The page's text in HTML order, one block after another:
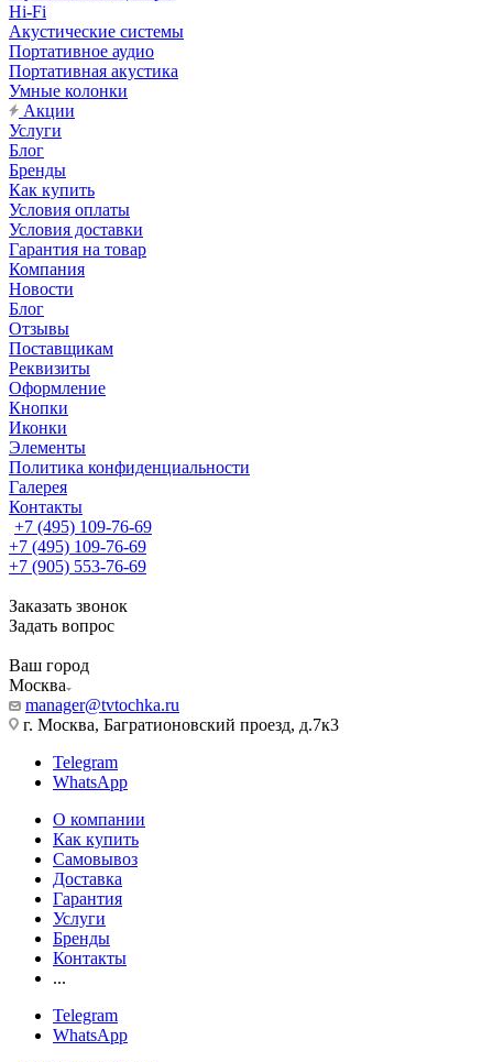
Hi-Fi
Акустические системы
Портативное аудио
Портативная акустика
Умные колонки
Акции
Услуги
Блог
Бренды
Как купить
Условия оплаты
Условия доставки
Гарантия на товар
Компания
Новости
Блог
Отзывы
Поставщикам
Реквизиты
Оформление
Кнопки
Иконки
Элементы
Политика конфиденциальности
Галерея
Контакты
+7 (495) 109-76-69
+7 (495) 109-76-69
+7 (905) 553-76-69
Заказать звонок
Задать вопрос
Ваш город
Москва
manager@tvtochka.ru
г. Москва, Багратионовский проезд, д.7к3
Telegram
WhatsApp
О компании
Как купить
Самовывоз
Доставка
Гарантия
Услуги
Бренды
Контакты
...
Telegram
WhatsApp